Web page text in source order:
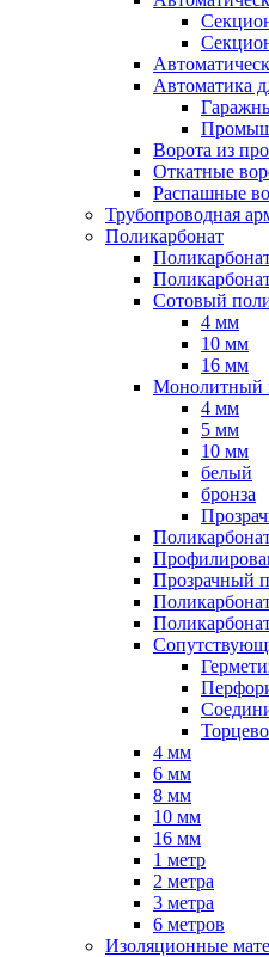
Автоматика
Ворота из
Откатные
Распашные
Трубопроводная
Поликарбонат
Сотовый
4 мм
10 мм
16 мм
Монолитный
4 мм
5 мм
10 мм
белый
бронза
Прозрачный
4 мм
6 мм
8 мм
10 мм
16 мм
1 метр
2 метра
3 метра
6 метров
Изоляционные